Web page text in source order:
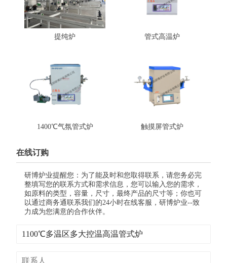
提纯炉 管式高温炉
1400℃气氛管式炉 触摸屏管式炉
在线订购
研博炉业提醒您：为了能及时和您取得联系，请您务必完
整填写您的联系方式和需求信息，您可以输入您的需求，
如原料的类型，容量，尺寸，最终产品的尺寸等；你也可
以通过商务通联系我们的24小时在线客服，研博炉业--致
力成为您满意的合作伙伴。